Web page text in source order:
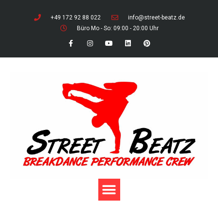
+49 172 92 88 022
info@street-beatz.de
Büro Mo - So: 09:00 - 20:00 Uhr